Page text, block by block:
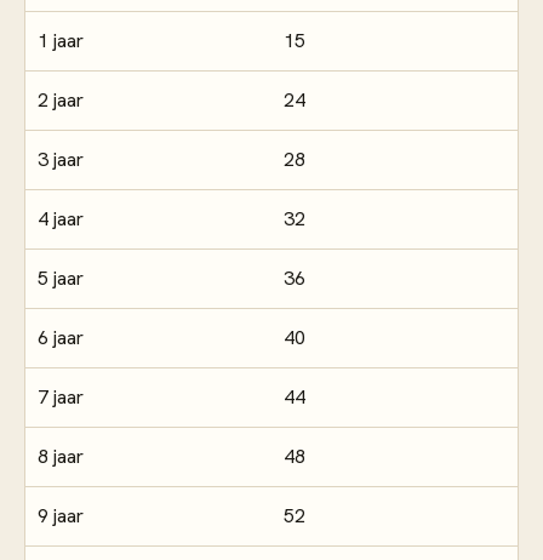
1 jaar 15
2 jaar 24
3 jaar 28
4 jaar 32
5 jaar 36
6 jaar 40
7 jaar 44
8 jaar 48
9 jaar 52